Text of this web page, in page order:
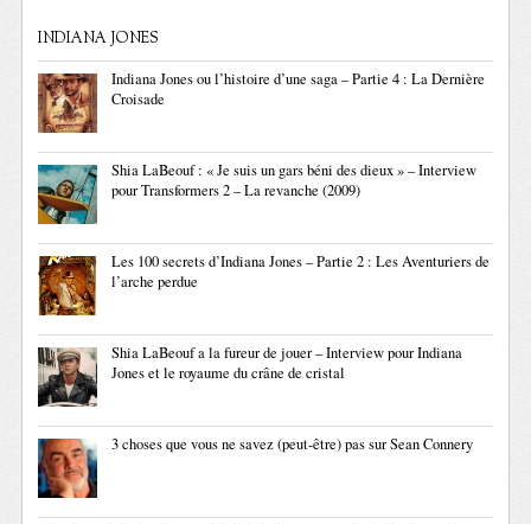
INDIANA JONES
Indiana Jones ou l’histoire d’une saga – Partie 4 : La Dernière
Croisade
Shia LaBeouf : « Je suis un gars béni des dieux » – Interview
pour Transformers 2 – La revanche (2009)
Les 100 secrets d’Indiana Jones – Partie 2 : Les Aventuriers de
l’arche perdue
Shia LaBeouf a la fureur de jouer – Interview pour Indiana
Jones et le royaume du crâne de cristal
3 choses que vous ne savez (peut-être) pas sur Sean Connery